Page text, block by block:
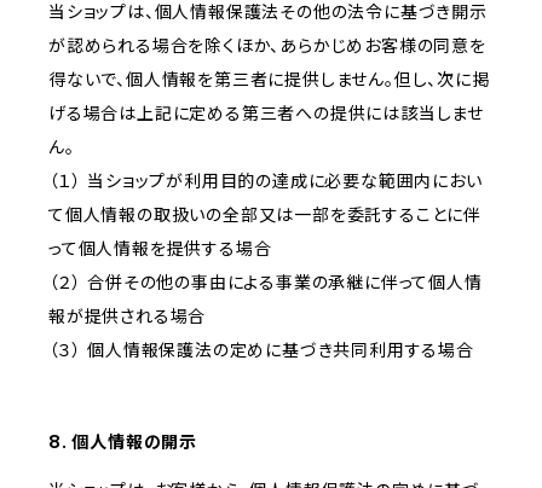
当ショップは、個人情報保護法その他の法令に基づき開示
が認められる場合を除くほか、あらかじめお客様の同意を
得ないで、個人情報を第三者に提供しません。但し、次に掲
げる場合は上記に定める第三者への提供には該当しませ
ん。
（１） 当ショップが利用目的の達成に必要な範囲内におい
て個人情報の取扱いの全部又は一部を委託することに伴
って個人情報を提供する場合
（２） 合併その他の事由による事業の承継に伴って個人情
報が提供される場合
（３） 個人情報保護法の定めに基づき共同利用する場合
8. 個人情報の開示